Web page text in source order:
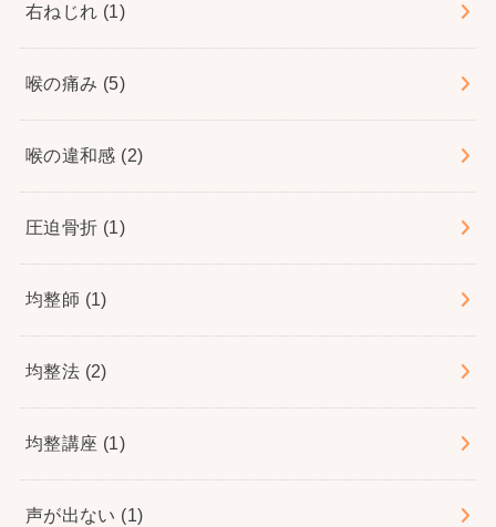
右ねじれ (1)
喉の痛み (5)
喉の違和感 (2)
圧迫骨折 (1)
均整師 (1)
均整法 (2)
均整講座 (1)
声が出ない (1)